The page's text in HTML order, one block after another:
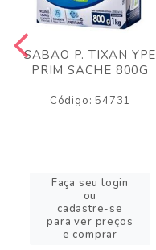
SABAO P. TIXAN YPE
PRIM SACHE 800G
Código: 54731
Faça seu login
ou
cadastre-se
para ver preços
e comprar